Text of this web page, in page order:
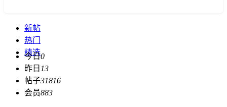
新帖
热门
精选
今日0
昨日 13
帖子31816
会员883